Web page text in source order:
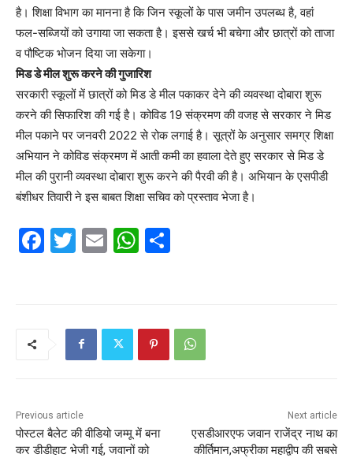
है। शिक्षा विभाग का मानना है कि जिन स्कूलों के पास जमीन उपलब्ध है, वहां
फल-सब्जियों को उगाया जा सकता है। इससे खर्च भी बचेगा और छात्रों को ताजा
व पौष्टिक भोजन दिया जा सकेगा।
मिड डे मील शुरू करने की गुजारिश
सरकारी स्कूलों में छात्रों को मिड डे मील पकाकर देने की व्यवस्था दोबारा शुरू
करने की सिफारिश की गई है। कोविड 19 संक्रमण की वजह से सरकार ने मिड
मील पकाने पर जनवरी 2022 से रोक लगाई है। सूत्रों के अनुसार समग्र शिक्षा
अभियान ने कोविड संक्रमण में आती कमी का हवाला देते हुए सरकार से मिड डे
मील की पुरानी व्यवस्था दोबारा शुरू करने की पैरवी की है। अभियान के एसपीडी
बंशीधर तिवारी ने इस बाबत शिक्षा सचिव को प्रस्ताव भेजा है।
F
k
T
E
W
A
p
Previous article
पोस्टल बैलेट की वीडियो जम्मू में बना
कर डीडीहाट भेजी गई, जवानों को
Next article
एसडीआरएफ जवान राजेंद्र नाथ का
कीर्तिमान,अफ्रीका महाद्वीप की सबसे